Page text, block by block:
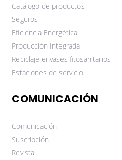
Catálogo de productos
Seguros
Eficiencia Energética
Producción Integrada
Reciclaje envases fitosanitarios
Estaciones de servicio
COMUNICACIÓN
Comunicación
Suscripción
Revista